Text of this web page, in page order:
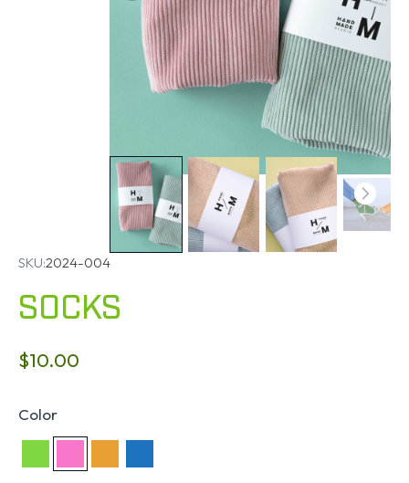
SKU:2024-004
SOCKS
$10.00
Color